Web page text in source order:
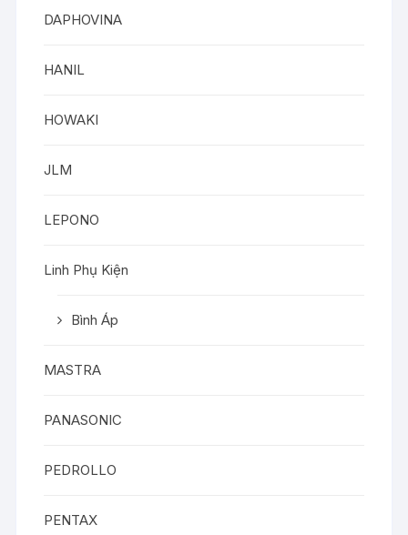
DAPHOVINA
HANIL
HOWAKI
JLM
LEPONO
Linh Phụ Kiện
Bình Áp
MASTRA
PANASONIC
PEDROLLO
PENTAX